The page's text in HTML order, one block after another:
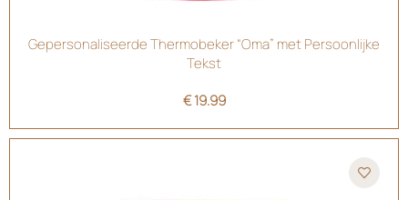
Gepersonaliseerde Thermobeker “Oma” met Persoonlijke
Tekst
€19.99